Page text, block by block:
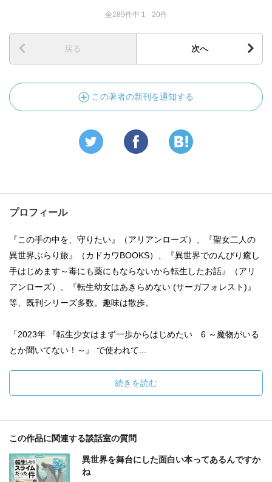
全289件中 1 - 20件
戻る 次へ
この著者の新刊を通知する
プロフィール
『この手の中を、守りたい』（アリアンローズ）、『聖女二人の
異世界ぶらり旅』（カドカワBOOKS）、『異世界でのんびり癒し
手はじめます～毒にも薬にもならないから転生したお話』（アリ
アンローズ）、『転生幼女はあきらめない (サーガフォレスト)』
等、既刊シリーズ多数。趣味は散歩。
「2023年 『転生少女はまず一歩からはじめたい 6 ～魔物がいる
とか聞いてない！～』 で使われて...
続きを読む
この作品に関連する談話室の質問
異世界を舞台にした面白い本ってあるんですか
ね